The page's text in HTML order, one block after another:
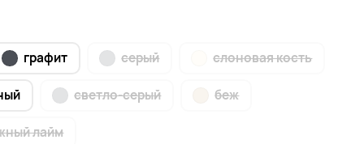
графит серый слоновая кость
светло-серый беж
лайм